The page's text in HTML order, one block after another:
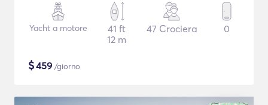
Yacht a motore
41 ft
12 m
47 Crociera 0
$459 /giorno